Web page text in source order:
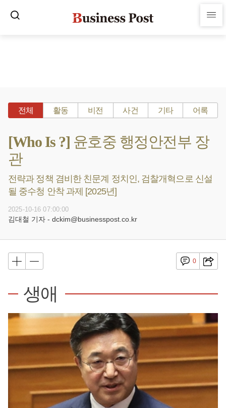
전체 활동 비전 사건 기타 어록
[Who Is ?] 윤호중 행정안전부 장
관
전략과 정책 겸비한 친문계 정치인, 검찰개혁으로 신설
될 중수청 안착 과제 [2025년]
2025-10-16 07:00:00
김대철 기자 - dckim@businesspost.co.kr
0
생애